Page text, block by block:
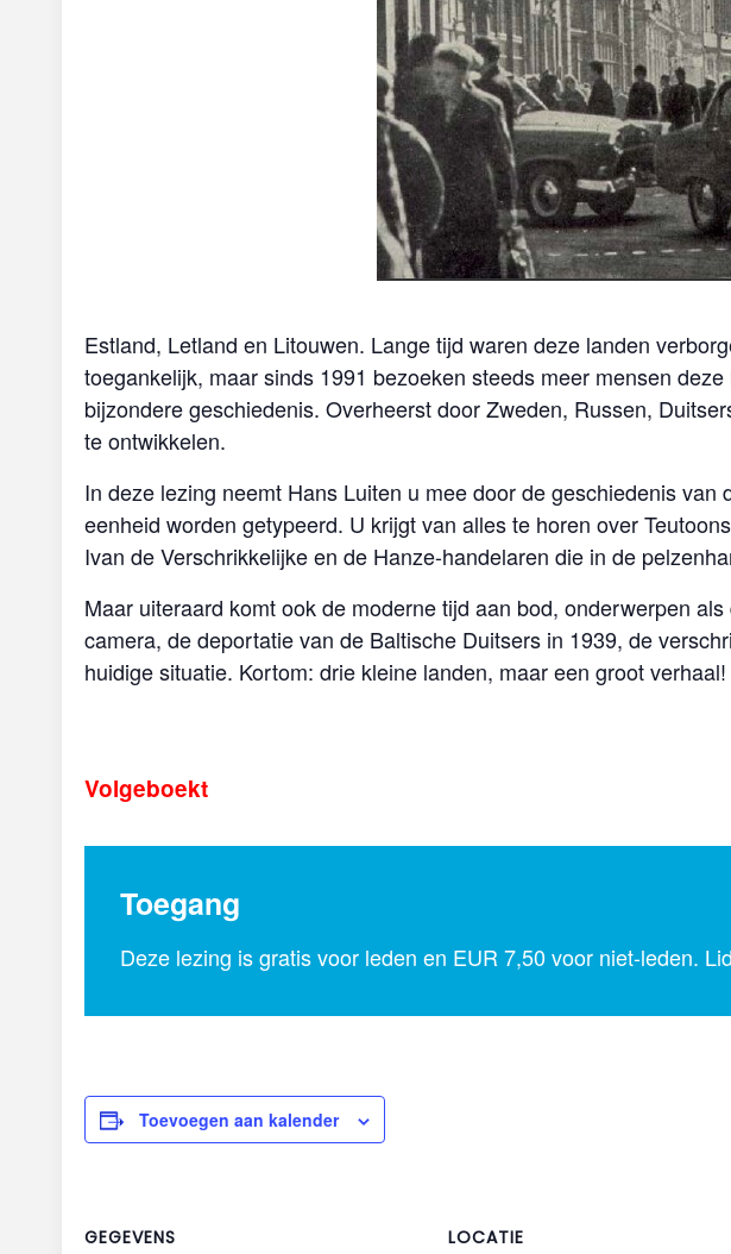
Estland, Letland en Litouwen. Lange tijd waren deze landen
toegankelijk, maar sinds 1991 bezoeken steeds meer mensen
bijzondere geschiedenis. Overheerst door Zweden, Russen,
te ontwikkelen.
In deze lezing neemt Hans Luiten u mee door de geschiedenis
eenheid worden getypeerd. U krijgt van alles te horen over
Ivan de Verschrikkelijke en de Hanze-handelaren die in de
Maar uiteraard komt ook de moderne tijd aan bod, onderwerpen
camera, de deportatie van de Baltische Duitsers in 1939, de
huidige situatie. Kortom: drie kleine landen, maar een groot verhaal!
Volgeboekt
Toegang
Deze lezing is gratis voor leden en EUR 7,50 voor niet-leden.
Toevoegen aan kalender
GEGEVENS LOCATIE